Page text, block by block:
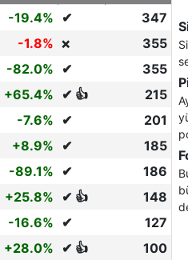
-19.4% ✔
347
-1.8% ❌
355
-82.0% ✔
355
+65.4% ✔ 👍
215
-7.6% ✔
201
+8.9% ✔
185
-89.1% ✔
186
+25.8% ✔ 👍
148
-16.6% ✔
127
+28.0% ✔ 👍 100